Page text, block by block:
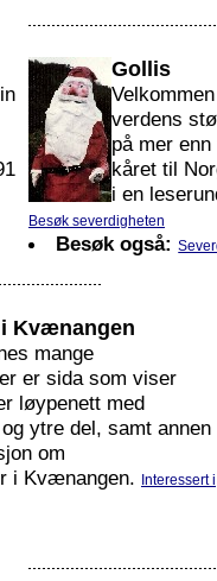
Gollis
verdens
på mer
kåret til
i en
Besøk severdigheten
Besøk også:
Kvænangen
mange
er sida som viser
løypenett med
ytre del, samt annen
om
i Kvænangen.
Interessert i